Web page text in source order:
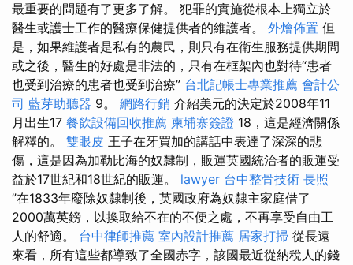
最重要的問題有了更多了解。 犯罪的實施從根本上獨立於
醫生或護士工作的醫療保健提供者的維護者。 外燴佈置 但
是，如果維護者是私有的農民，則只有在衛生服務提供期間
或之後，醫生的好處是非法的，只有在框架內也對待“患者
也受到治療的患者也受到治療” 台北記帳士專業推薦 會計公
司 藍芽助聽器 9。 網路行銷 介紹美元的決定於2008年11
月出生17 餐飲設備回收推薦 柬埔寨簽證 18，這是經濟關係
解釋的。 雙眼皮 王子在牙買加的講話中表達了深深的悲
傷，這是因為加勒比海的奴隸制，販運英國統治者的販運受
益於17世紀和18世紀的販運。 lawyer 台中整骨技術 長照
”在1833年廢除奴隸制後，英國政府為奴隸主家庭借了
2000萬英鎊，以換取給不在的不便之處，不再享受自由工
人的舒適。 台中律師推薦 室內設計推薦 居家打掃 從長遠
來看，所有這些都導致了全國赤字，該國最近從納稅人的錢